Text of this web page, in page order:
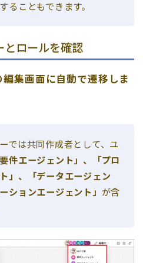
ることもできます。
とロールを確認
集画面に自動で遷移しま
では共同作成者として、ユ
要件エージェント」、「プロ
」、「データエージェン
ションエージェント」 が含